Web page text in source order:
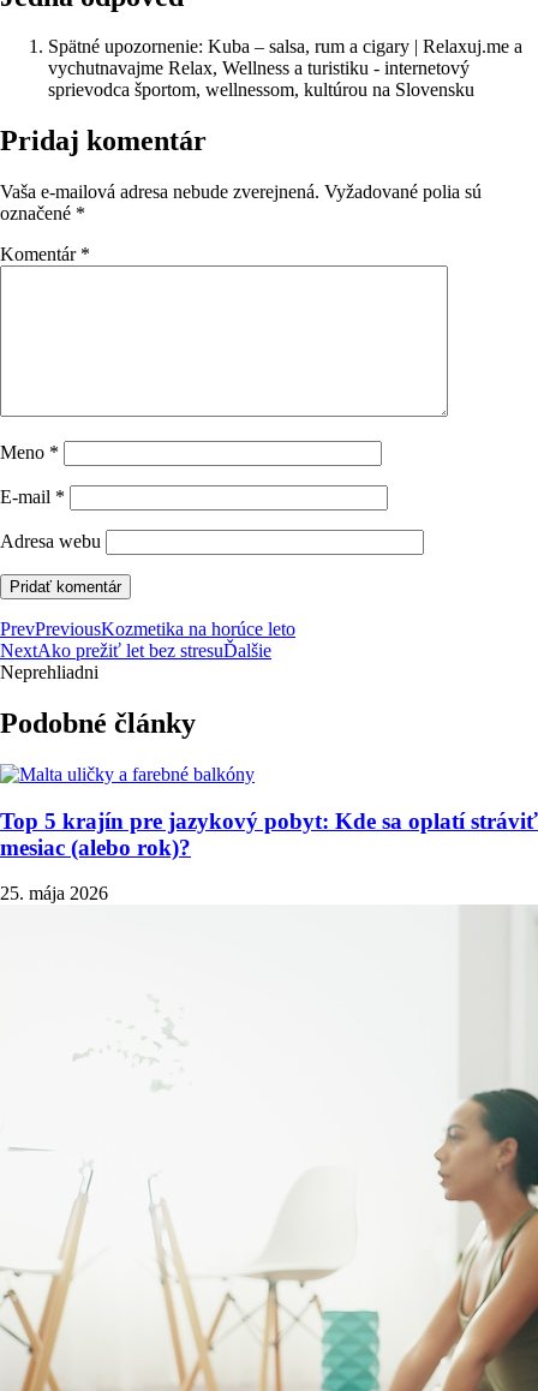
Spätné upozornenie: Kuba – salsa, rum a cigary | Relaxuj.me a
vychutnavajme Relax, Wellness a turistiku - internetový
sprievodca športom, wellnessom, kultúrou na Slovensku
Pridaj komentár
Vaša e-mailová adresa nebude zverejnená. Vyžadované polia sú
označené *
Komentár *
Meno *
E-mail *
Adresa webu
PrevPreviousKozmetika na horúce leto
NextAko prežiť let bez stresuĎalšie
Neprehliadni
Podobné články
Top 5 krajín pre jazykový pobyt: Kde sa oplatí stráviť
mesiac (alebo rok)?
25. mája 2026